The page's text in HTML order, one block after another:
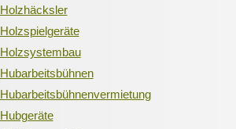
Holzhäcksler
Holzspielgeräte
Holzsystembau
Hubarbeitsbühnen
Hubarbeitsbühnenvermietung
Hubgeräte